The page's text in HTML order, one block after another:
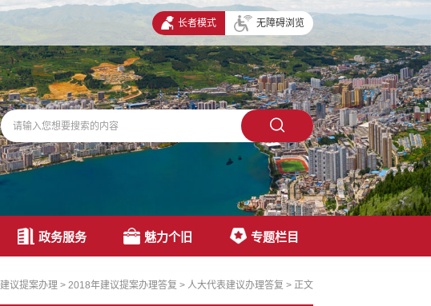
长者模式 无障碍浏览
政务服务 魅力个旧 专题栏目
建议提案办理 > 2018年建议提案办理答复 > 人大代表建议办理答复 > 正文